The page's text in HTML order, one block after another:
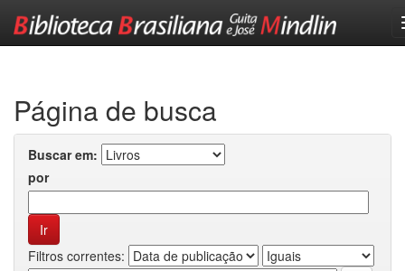
Página de busca
Buscar em:
por
Filtros correntes: